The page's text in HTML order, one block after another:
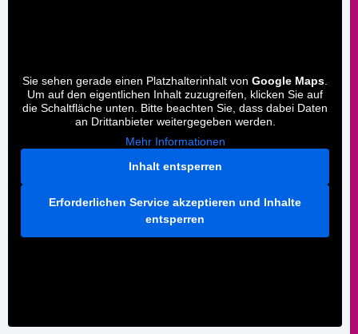
Sie sehen gerade einen Platzhalterinhalt von Google Maps
Um auf den eigentlichen Inhalt zuzugreifen, klicken Sie auf
die Schaltfläche unten. Bitte beachten Sie, dass dabei Daten
an Drittanbieter weitergegeben werden.
Mehr Informationen
Inhalt entsperren
Erforderlichen Service akzeptieren und Inhalte
entsperren